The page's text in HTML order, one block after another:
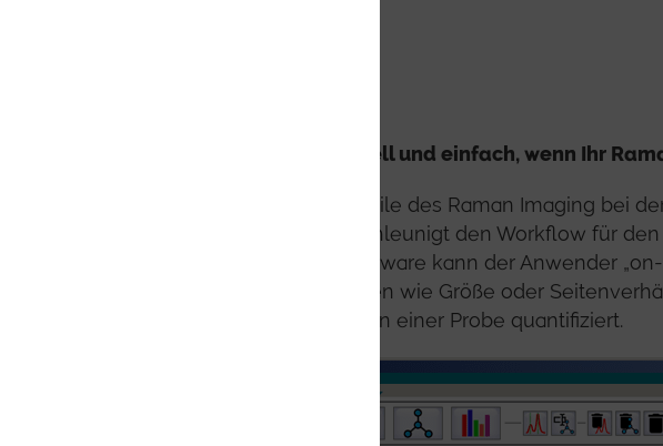
Die Identifizierung ist schnell und einfach, wenn Ihr
ParticleScout nutzt die Vorteile des Raman Imaging bei
Charakterisierung und beschleunigt den Workflow für
Datenbankmanagementsoftware kann der Anwender
physikalischen Eigenschaften wie Größe oder
Beispiel bestimmte Partikel in einer Probe quantifiziert.